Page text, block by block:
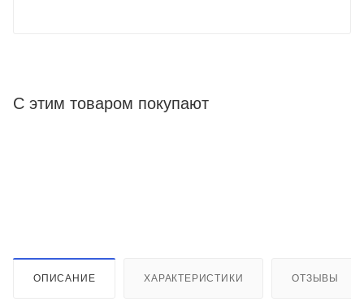
С этим товаром покупают
ОПИСАНИЕ ХАРАКТЕРИСТИКИ ОТЗЫВЫ